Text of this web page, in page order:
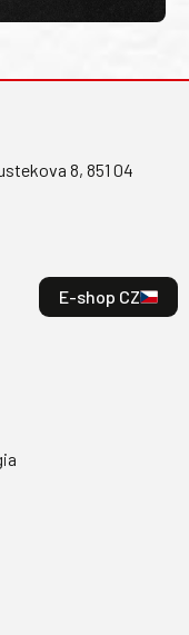
8, 851 04
E-shop CZ